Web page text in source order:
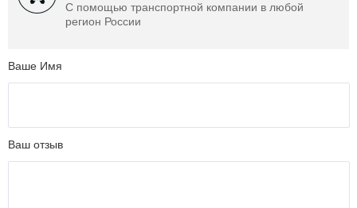
С помощью транспортной компании в любой
регион России
Ваше Имя
Ваш отзыв